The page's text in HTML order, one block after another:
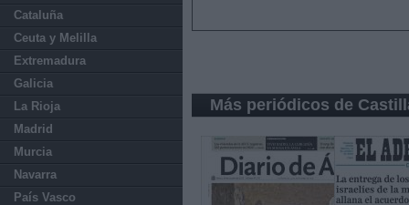
Cataluña
Ceuta y Melilla
Extremadura
Galicia
La Rioja
Madrid
Murcia
Navarra
País Vasco
Más periódicos de